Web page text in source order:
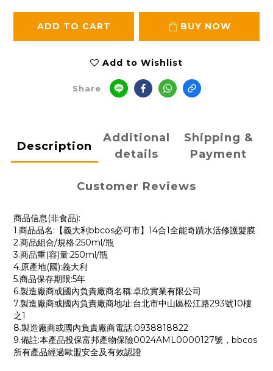
ADD TO CART BUY NOW
Add to Wishlist
Share
Description
Additional
details
Shipping &
Payment
Customer Reviews
商品信息(非食品):
1.商品品名:【義大利bbcos必可市】14合1全能奇蹟水活修護髮膜
2.商品組合/規格:250ml/瓶
3.商品重(容)量:250ml/瓶
4.原產地(國):義大利
5.商品保存期限:5年
6.製造廠商或國內負責廠商名稱:卓欣實業有限公司
7.製造廠商或國內負責廠商地址:台北市中山區松江路293號10樓
之1
8.製造廠商或國內負責廠商電話:0938818822
9.備註:本產品投保富邦產物保險0024AML0000127號，bbcos
所有產品經過歐盟安全及有效認證